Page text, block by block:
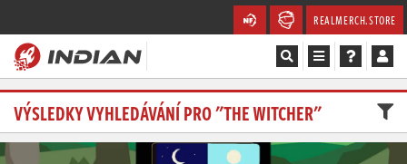
REALMERCH.STORE
Magazín
Recenze
VÝSLEDKY VYHLEDÁVÁNÍ PRO "THE WITCHER"